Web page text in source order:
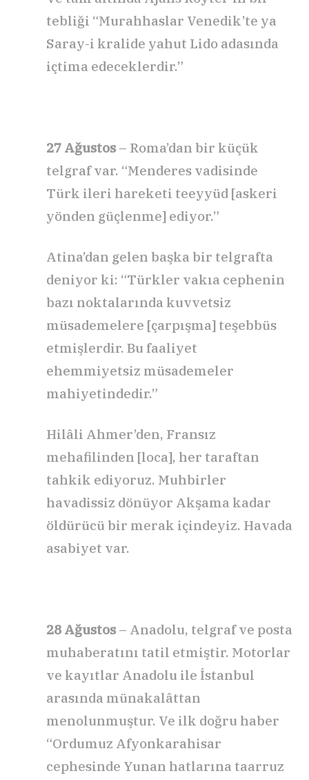
tebliği “Murahhaslar Venedik’te ya
Saray-i kralide yahut Lido adasında
içtima edeceklerdir.”
27 Ağustos – Roma’dan bir küçük
telgraf var. “Menderes vadisinde
Türk ileri hareketi teeyyüd [askeri
yönden güçlenme] ediyor.”
Atina’dan gelen başka bir telgrafta
deniyor ki: “Türkler vakıa cephenin
bazı noktalarında kuvvetsiz
müsademelere [çarpışma] teşebbüs
etmişlerdir. Bu faaliyet
ehemmiyetsiz müsademeler
mahiyetindedir.”
Hilâli Ahmer’den, Fransız
mehafilinden [loca], her taraftan
tahkik ediyoruz. Muhbirler
havadissiz dönüyor Akşama kadar
öldürücü bir merak içindeyiz. Havada
asabiyet var.
28 Ağustos – Anadolu, telgraf ve posta
muhaberatını tatil etmiştir. Motorlar
ve kayıtlar Anadolu ile İstanbul
arasında münakalâttan
menolunmuştur. Ve ilk doğru haber
“Ordumuz Afyonkarahisar
cephesinde Yunan hatlarına taarruz